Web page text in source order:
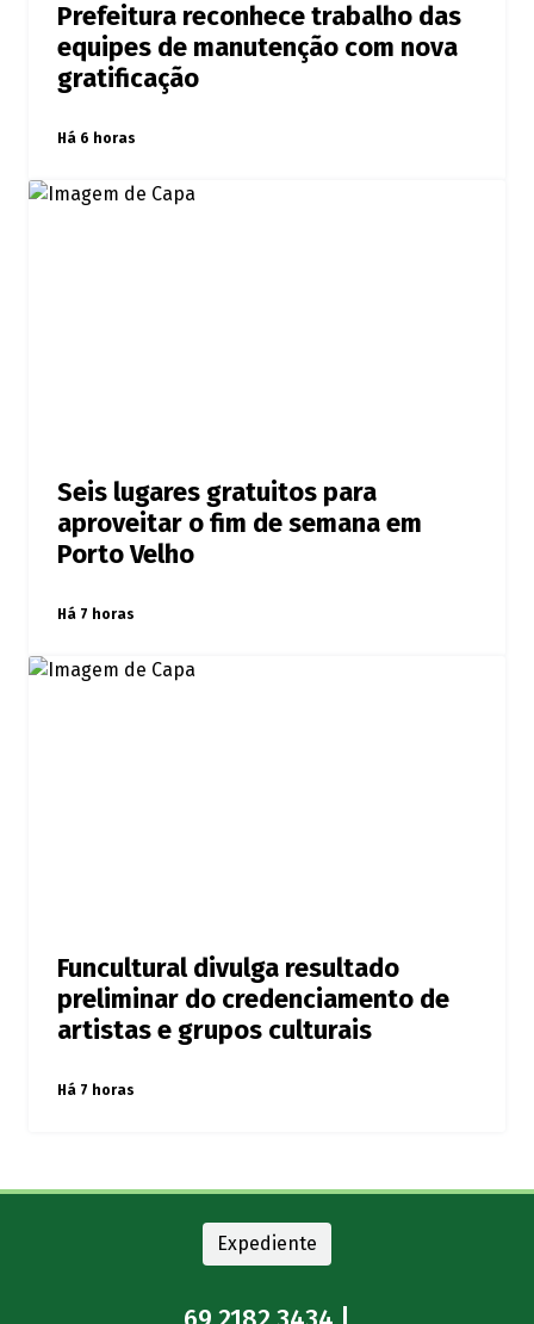
Prefeitura reconhece trabalho das
equipes de manutenção com nova
gratificação
Há 6 horas
Seis lugares gratuitos para
aproveitar o fim de semana em
Porto Velho
Há 7 horas
Funcultural divulga resultado
preliminar do credenciamento de
artistas e grupos culturais
Há 7 horas
Expediente